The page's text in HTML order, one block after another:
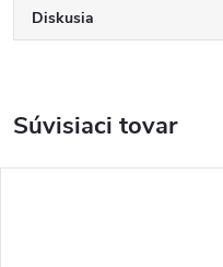
Diskusia
Súvisiaci tovar